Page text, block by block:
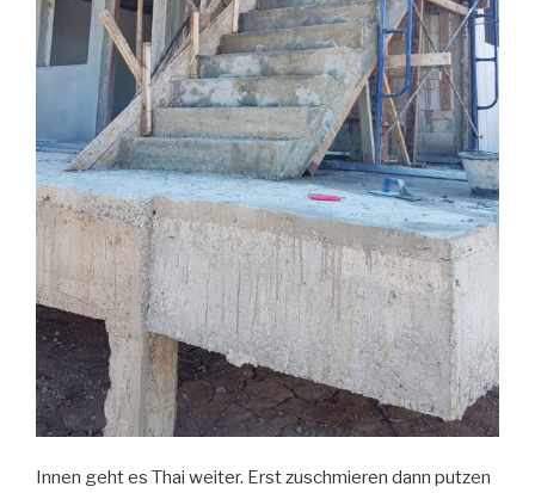
Innen geht es Thai weiter. Erst zuschmieren dann putzen